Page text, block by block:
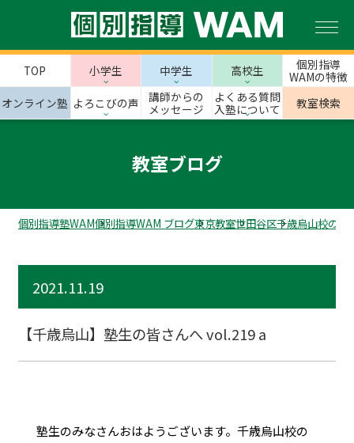
TOP 小学生 中学生 高校生
個別指導
WAMの特徴
オンライン塾 よろこびの声
講師からの
メッセージ
よくある質問
入塾について
教室検索
教室ブログ
個別指導塾WAM個別指導WAM ブログ東京教室世田谷区千歳烏山校のス
2021.11.19
【千歳烏山】塾生の皆さんへ vol.219 a
塾生のみなさんおはようございます。千歳烏山校の